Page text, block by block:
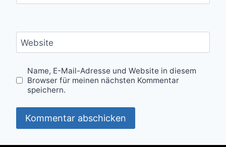
Website
Name, E-Mail-Adresse und Website in diesem
Browser für meinen nächsten Kommentar
speichern.